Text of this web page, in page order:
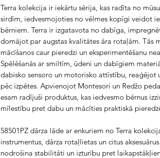
Terra kolekcija ir iekārtu sērija, kas radīta no
sirdīm, iedvesmojoties no vēlmes kopīgi veidot
bērniem. Terra ir izgatavota no dabīga,
domājot par augstas kvalitātes āra rotaļām. Tās
mācīšanos caur pieredzi un eksperimentēšanu
Spēlēšanās ar smiltīm, ūdeni un dabīgiem
dabisko sensoro un motorisko attīstību, reaģējot
pēc izpētes. Apvienojot Montesori un Redžo
esam radījuši produktus, kas iedvesmo bērnus
mīlestību pret dabu un mācīties praktiskā
58501PZ dārza lāde ar enkuriem no Terra
instrumentus, dārza rotaļlietas un citus
nodrošina stabilitāti un izturību pret